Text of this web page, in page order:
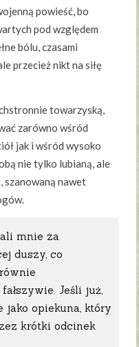
powieść, bo
pod względem
bólu, czasami
przecież nikt na siłę
towarzyską,
zarówno wśród
jak i wśród wysoko
nie tylko lubianą, ale
szanowaną nawet
mnie za
duszy, co
Jeśli już,
jako opiekuna, który
krótki odcinek